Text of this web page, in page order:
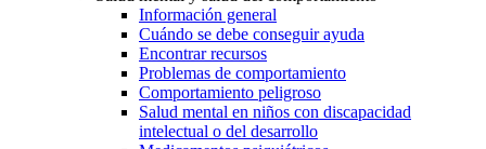
Información general
Cuándo se debe conseguir ayuda
Encontrar recursos
Problemas de comportamiento
Comportamiento peligroso
Salud mental en niños con discapacidad
intelectual o del desarrollo